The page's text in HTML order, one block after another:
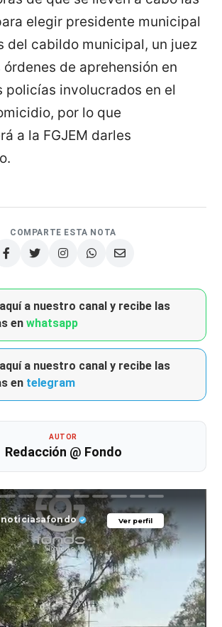
elegir presidente municipal
del cabildo municipal, un juez
de aprehensión en
policías involucrados en el
por lo que
a la FGJEM darles
COMPARTE ESTA NOTA
a nuestro canal y recibe las
enwhatsapp
a nuestro canal y recibe las
en telegram
AUTOR
Redacción @ Fondo
Ver perfil
Ver perfil